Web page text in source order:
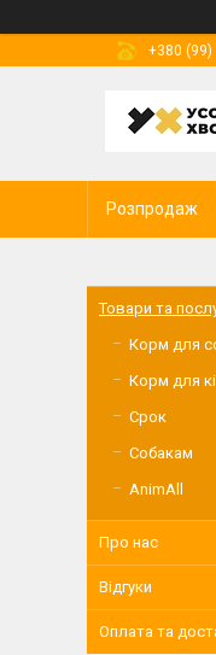
+380 (99)
Розпродаж
Товари та
Корм для
Корм для
Срок
Собакам
AnimAll
Про нас
Відгуки
Оплата та